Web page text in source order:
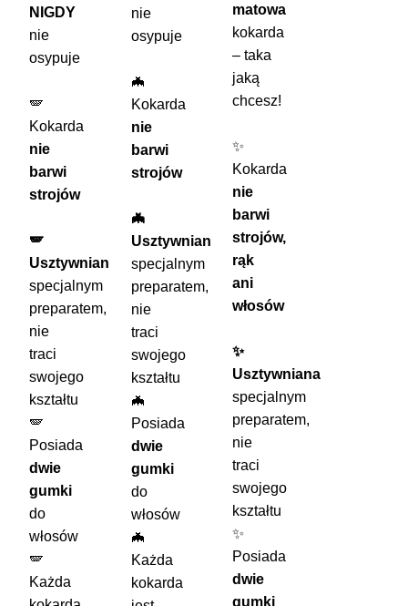
NIGDY
nie
osypuje
🪽
Kokarda
nie
barwi
strojów
🪽
Usztywniana
specjalnym
preparatem,
nie
traci
swojego
kształtu
🪽
Posiada
dwie
gumki
do
włosów
🪽
Każda
nie
osypuje
🦇
Kokarda
nie
barwi
strojów
🦇
Usztywniana
specjalnym
preparatem,
nie
traci
swojego
kształtu
🦇
Posiada
dwie
gumki
do
włosów
🦇
Każda
kokarda
matowa
kokarda
– taka
jaką
chcesz!
✨
Kokarda
nie
barwi
strojów,
rąk
ani
włosów
✨
Usztywniana
specjalnym
preparatem,
nie
traci
swojego
kształtu
✨
Posiada
dwie
gumki